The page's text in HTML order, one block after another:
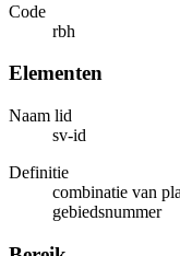
Code
rbh
Elementen
Naam lid
sv-id
Definitie
combinatie van
gebiedsnummer